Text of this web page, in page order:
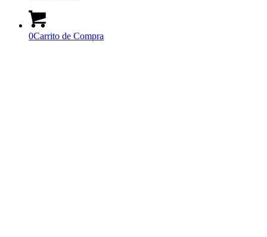
0Carrito de Compra